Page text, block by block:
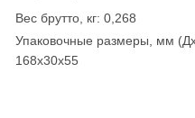
Вес брутто, кг: 0,268
Упаковочные размеры, мм
168х30х55